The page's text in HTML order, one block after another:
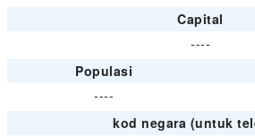
Capital
----
Populasi
----
kod negara (untuk